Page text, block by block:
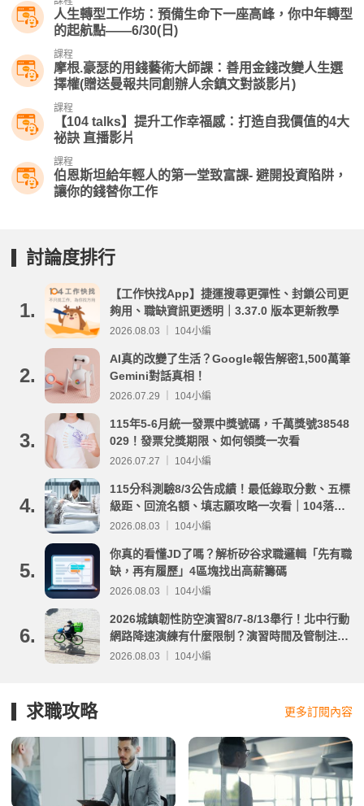
人生轉型工作坊：預備生命下一座高峰，你中年轉型
的起航點——6/30(日)
課程
摩根.豪瑟的用錢藝術大師課：善用金錢改變人生選
擇權(贈送曼報共同創辦人余鎮文對談影片)
課程
【104 talks】提升工作幸福感：打造自我價值的4大
祕訣 直播影片
課程
伯恩斯坦給年輕人的第一堂致富課- 避開投資陷阱，
讓你的錢替你工作
討論度排行
1.
【工作快找App】捷運搜尋更彈性、封鎖公司更
夠用、職缺資訊更透明｜3.37.0 版本更新教學
2026.08.03 ｜ 104小編
2.
AI真的改變了生活？Google報告解密1,500萬筆
Gemini對話真相！
2026.07.29 ｜ 104小編
3.
115年5-6月統一發票中獎號碼，千萬獎號38548
029！發票兌獎期限、如何領獎一次看
2026.07.27 ｜ 104小編
4.
115分科測驗8/3公告成績！最低錄取分數、五標
級距、回流名額、填志願攻略一次看｜104落點
分析
2026.08.03 ｜ 104小編
5.
你真的看懂JD了嗎？解析矽谷求職邏輯「先有職
缺，再有履歷」4區塊找出高薪籌碼
2026.08.03 ｜ 104小編
6.
2026城鎮韌性防空演習8/7-8/13舉行！北中行動
網路降速演練有什麼限制？演習時間及管制注意
事項整理
2026.08.03 ｜ 104小編
求職攻略 更多訂閱內容